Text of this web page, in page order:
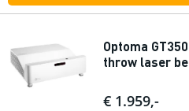
Optoma
throw laser
€ 1.959,-